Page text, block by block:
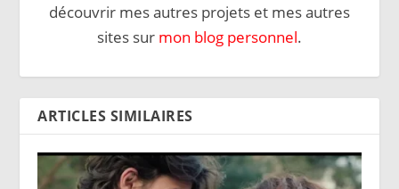
découvrir mes autres projets et mes autres
sites sur mon blog personnel.
ARTICLES SIMILAIRES